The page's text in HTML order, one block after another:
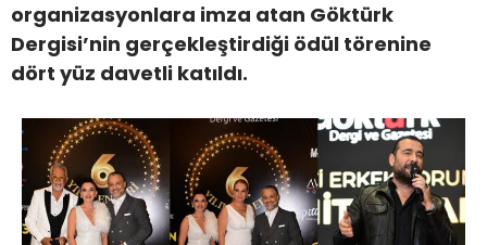
organizasyonlara imza atan Göktürk
Dergisi’nin gerçekleştirdiği ödül törenine
dört yüz davetli katıldı.